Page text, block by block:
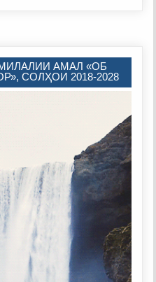
АМАЛ «ОБ
СОЛҲОИ 2018-2028